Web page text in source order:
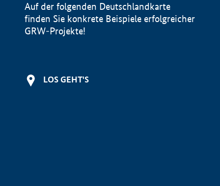
Auf der folgenden Deutschlandkarte
finden Sie konkrete Beispiele erfolgreicher
GRW-Projekte!
LOS GEHT'S